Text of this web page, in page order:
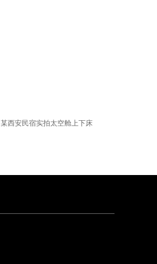
某西安民宿实拍太空舱上下床